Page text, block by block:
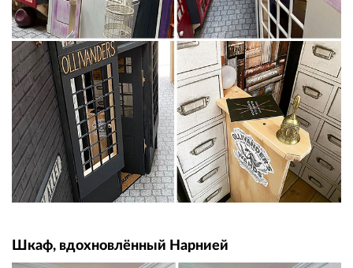
Шкаф, вдохновлённый Нарнией